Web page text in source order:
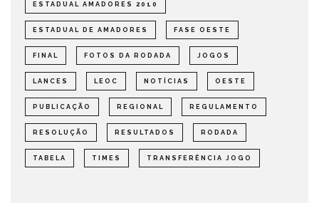
ESTADUAL AMADORES 2010
ESTADUAL DE AMADORES FASE OESTE
FINAL FOTOS DA RODADA JOGOS
LANCES LEOC NOTÍCIAS OESTE
PUBLICAÇÃO REGIONAL REGULAMENTO
RESOLUÇÃO RESULTADOS RODADA
TABELA TIMES TRANSFERÊNCIA JOGO